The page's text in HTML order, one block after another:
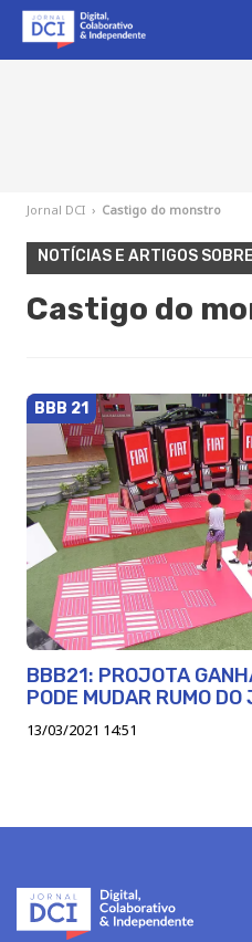
Jornal DCI › Castigo do monstro
NOTÍCIAS E ARTIGOS SOBRE
Castigo do
BBB 21
BBB21: PROJOTA
PODE MUDAR RUMO DO
13/03/2021 14:51